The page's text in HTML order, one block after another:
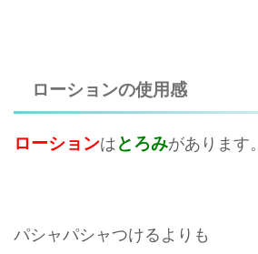
ローションの使用感
ローションはとろみがあります。
パシャパシャつけるよりも